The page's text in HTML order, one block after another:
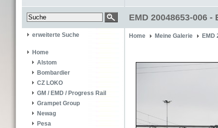
EMD 20048653-006 -
erweiterte Suche
Home
Alstom
Bombardier
CZ LOKO
GM / EMD / Progress Rail
Grampet Group
Newag
Pesa
Home Meine Galerie EMD